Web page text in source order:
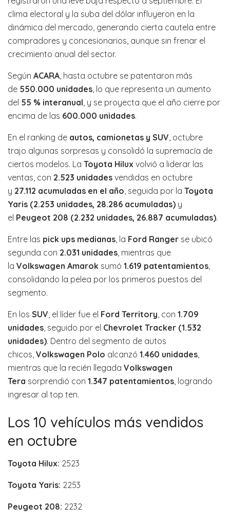
clima electoral y la suba del dólar influyeron en la
dinámica del mercado, generando cierta cautela entre
compradores y concesionarios, aunque sin frenar el
crecimiento anual del sector.
Según ACARA , hasta octubre se patentaron más
de 550.000 unidades , lo que representa un aumento
del 55 % interanual , y se proyecta que el año cierre por
encima de las 600.000 unidades.
En el ranking de autos, camionetas y SUV , octubre
trajo algunas sorpresas y consolidó la supremacía de
ciertos modelos. La Toyota Hilux volvió a liderar las
ventas, con 2.523 unidades vendidas en octubre
y 27.112 acumuladas en el año , seguida por la Toyota
Yaris (2.253 unidades, 28.286 acumuladas) y
el Peugeot 208 (2.232 unidades, 26.887 acumuladas).
Entre las pick ups medianas , la Ford Ranger se ubicó
segunda con 2.031 unidades , mientras que
la Volkswagen Amarok sumó 1.619 patentamientos
consolidando la pelea por los primeros puestos del
segmento.
En los SUV , el líder fue el Ford Territory , con 1.709
unidades , seguido por el Chevrolet Tracker (1.532
unidades). Dentro del segmento de autos
chicos, Volkswagen Polo alcanzó 1.460 unidades
mientras que la recién llegada Volkswagen
Tera sorprendió con 1.347 patentamientos , logrando
ingresar al top ten.
Los 10 vehículos más vendidos
en octubre
Toyota Hilux: 2523
Toyota Yaris: 2253
Peugeot 208: 2232